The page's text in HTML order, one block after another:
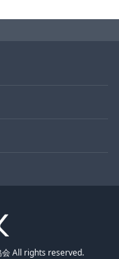
会 All rights reserved.